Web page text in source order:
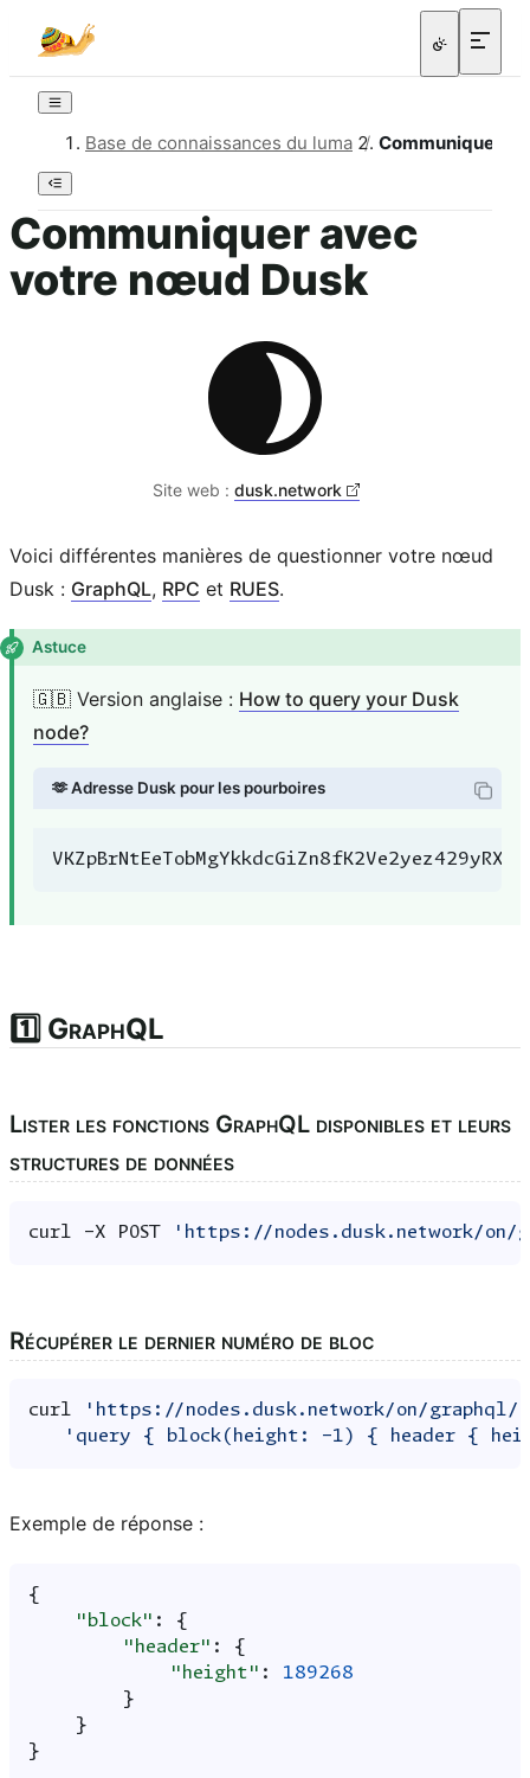
Base de connaissances du luma / Communiquer
Communiquer avec
votre nœud Dusk
Site web :dusk.network
Voici différentes manières de questionner votre nœud
Dusk : GraphQL, RPC et RUES.
Astuce
🇬🇧 Version anglaise : How to query your Dusk
node?
🫶 Adresse Dusk pour les pourboires
1️⃣ GraphQL
Lister les fonctions GraphQL disponibles et leurs
structures de données
curl -X POST 'https://nodes.dusk.network/on/
Récupérer le dernier numéro de bloc
curl
'https://nodes.dusk.network/on/graphql/
'query { block(height: -1) { header {
Exemple de réponse :
{
"block" :
{
"header" :
{
"height" :
189268
}
}
}